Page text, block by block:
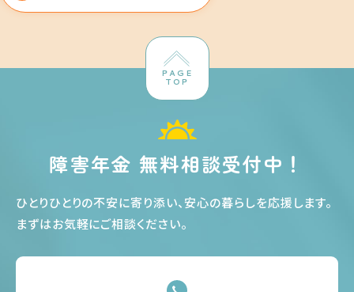
PAGE
TOP
障害年金 無料相談受付中！
ひとりひとりの不安に寄り添い、安心の暮らしを応援します。
まずはお気軽にご相談ください。